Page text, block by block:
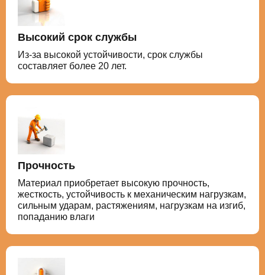
Высокий срок службы
Из-за высокой устойчивости, срок службы
составляет более 20 лет.
Прочность
Материал приобретает высокую прочность,
жесткость, устойчивость к механическим нагрузкам,
сильным ударам, растяжениям, нагрузкам на изгиб,
попаданию влаги